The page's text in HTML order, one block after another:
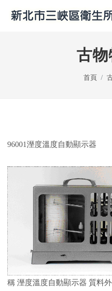
古
首頁
96001溼度溫度自動顯示器
稱 溼度溫度自動顯示器 質料